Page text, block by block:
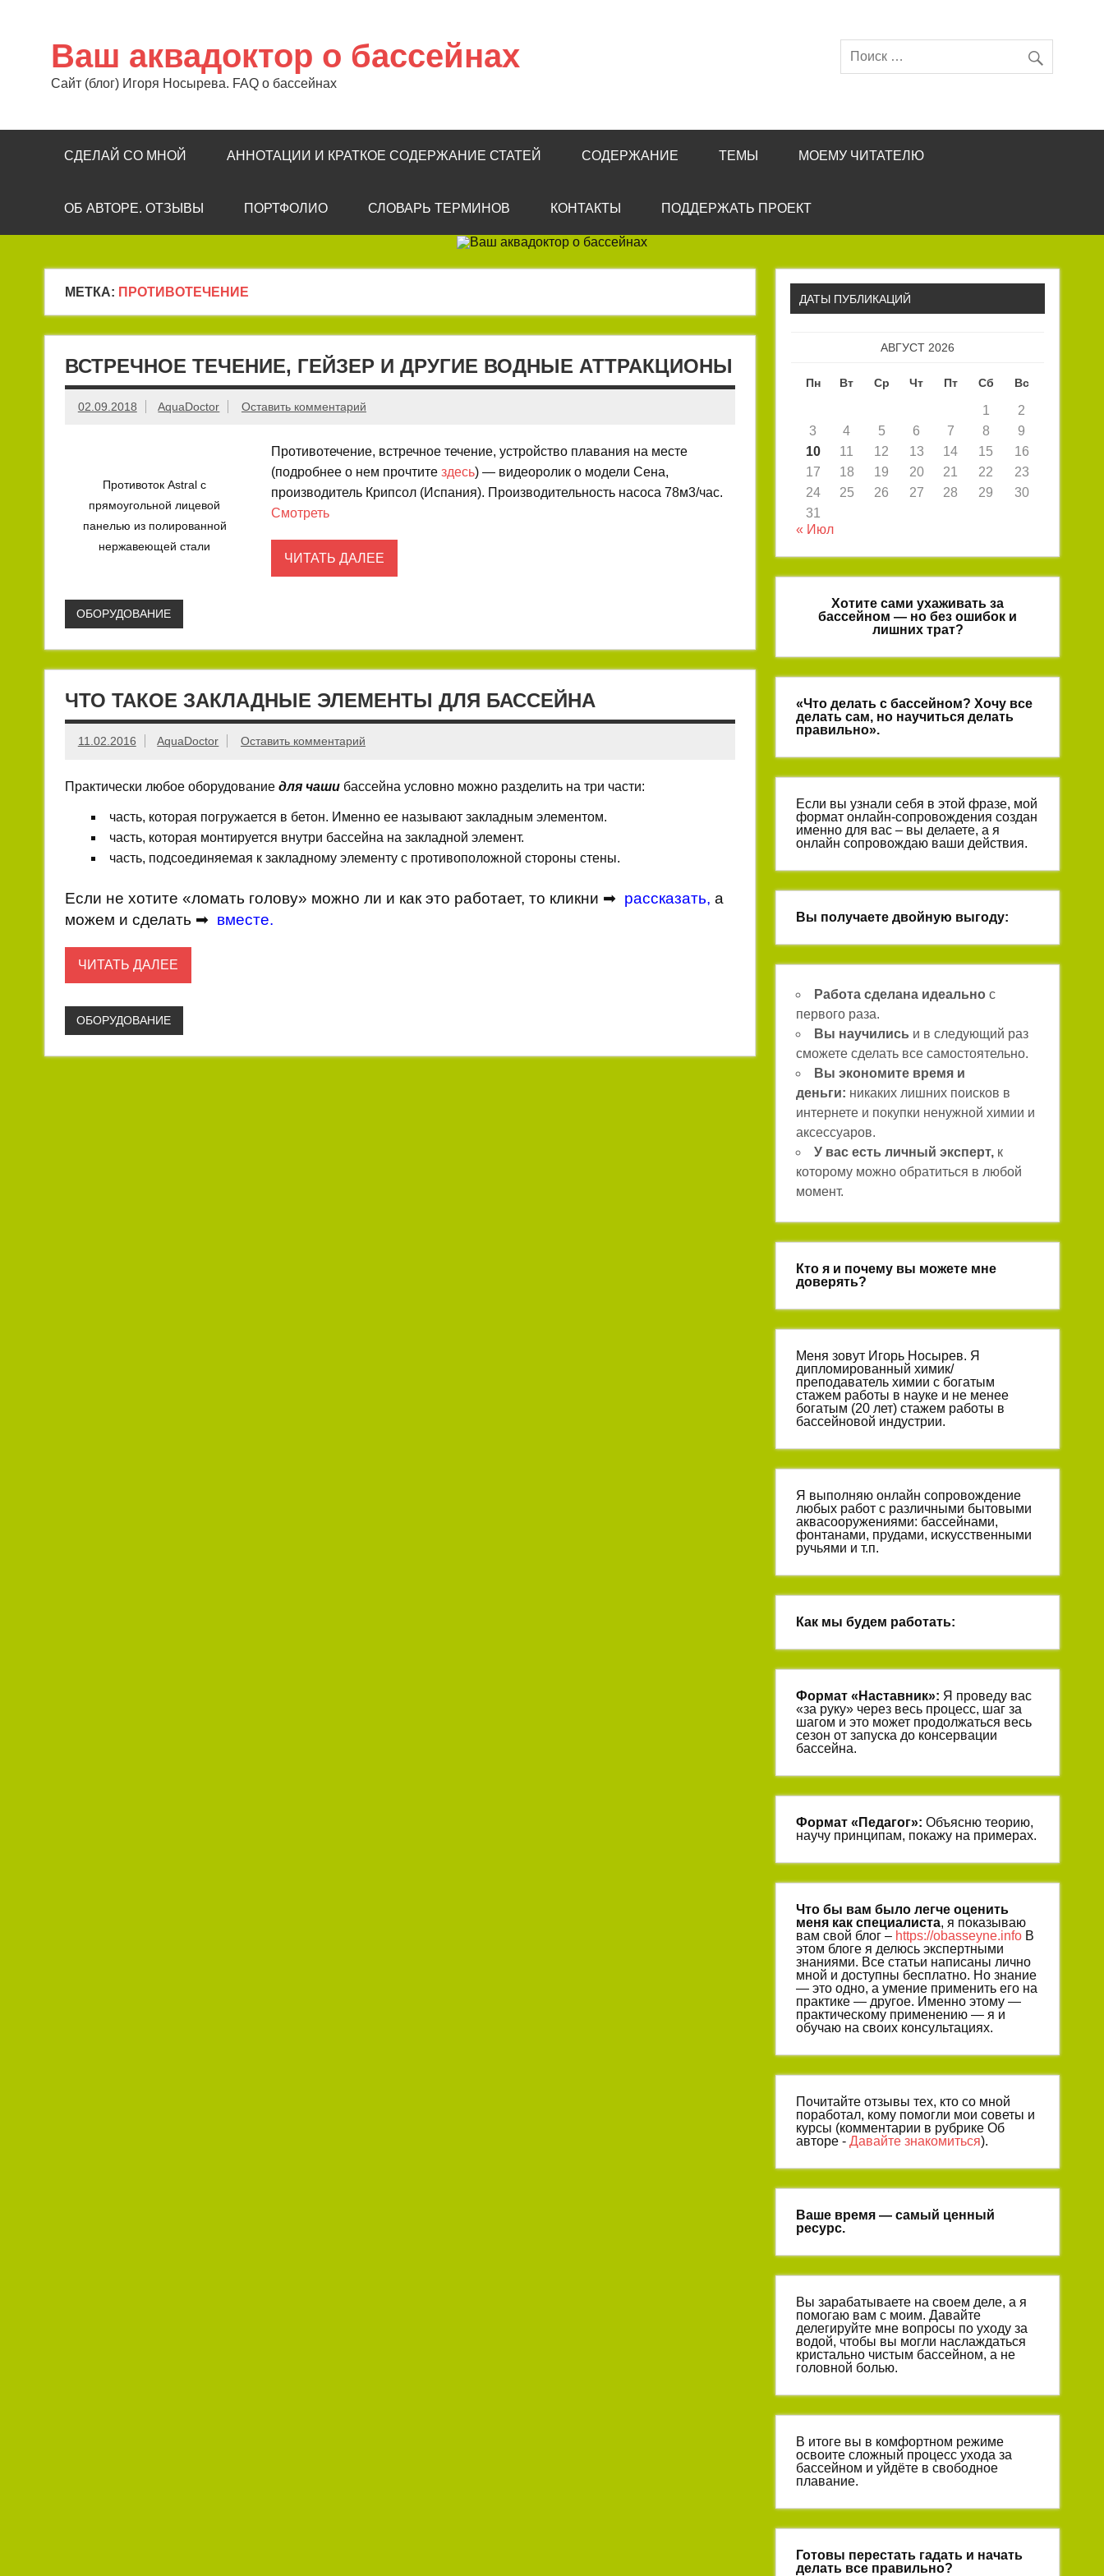
Ваш аквадоктор о бассейнах
Сайт (блог) Игоря Носырева. FAQ о бассейнах
СДЕЛАЙ СО МНОЙ АННОТАЦИИ И КРАТКОЕ СОДЕРЖАНИЕ СТАТЕЙ СОДЕРЖАНИЕ ТЕМЫ МОЕМУ ЧИТАТЕЛЮ
ОБ АВТОРЕ. ОТЗЫВЫ ПОРТФОЛИО СЛОВАРЬ ТЕРМИНОВ КОНТАКТЫ ПОДДЕРЖАТЬ ПРОЕКТ
МЕТКА: ПРОТИВОТЕЧЕНИЕ
ВСТРЕЧНОЕ ТЕЧЕНИЕ, ГЕЙЗЕР И ДРУГИЕ ВОДНЫЕ АТТРАКЦИОНЫ
02.09.2018 AquaDoctor Оставить комментарий
Противоток Astral с
прямоугольной лицевой
панелью из полированной
нержавеющей стали
Противотечение, встречное течение, устройство плавания на месте
(подробнее о нем прочтите здесь) — видеоролик о модели Сена,
производитель Крипсол (Испания). Производительность насоса 78м3/час.
Смотреть
ЧИТАТЬ ДАЛЕЕ
ОБОРУДОВАНИЕ
ЧТО ТАКОЕ ЗАКЛАДНЫЕ ЭЛЕМЕНТЫ ДЛЯ БАССЕЙНА
11.02.2016 AquaDoctor Оставить комментарий
Практически любое оборудование для чашибассейна условно можно разделить на три части:
часть, которая погружается в бетон. Именно ее называют закладным элементом.
часть, которая монтируется внутри бассейна на закладной элемент.
часть, подсоединяемая к закладному элементу с противоположной стороны стены.
Если не хотите «ломать голову» можно ли и как это работает, то кликни ➡ рассказать, а
можем и сделать ➡ вместе.
ЧИТАТЬ ДАЛЕЕ
ОБОРУДОВАНИЕ
ДАТЫ ПУБЛИКАЦИЙ
АВГУСТ 2026
Пн Вт Ср Чт Пт Сб Вс
1
2
3
4 5 6 7 8
9
10
11 12 13 14 15
16
17
18 19 20 21 22
23
24
25 26 27 28 29
30
31
« Июл
Хотите сами ухаживать за
бассейном — но без ошибок и
лишних трат?
«Что делать с бассейном? Хочу все
делать сам, но научиться делать
правильно».
Если вы узнали себя в этой фразе, мой
формат онлайн-сопровождения создан
именно для вас – вы делаете, а я
онлайн сопровождаю ваши действия.
Вы получаете двойную выгоду:
Работа сделана идеально с
первого раза.
Вы научились и в следующий раз
сможете сделать все самостоятельно.
Вы экономите время и
деньги: никаких лишних поисков в
интернете и покупки ненужной химии и
аксессуаров.
У вас есть личный эксперт, к
которому можно обратиться в любой
момент.
Кто я и почему вы можете мне
доверять?
Меня зовут Игорь Носырев. Я
дипломированный химик/
преподаватель химии с богатым
стажем работы в науке и не менее
богатым (20 лет) стажем работы в
бассейновой индустрии.
Я выполняю онлайн сопровождение
любых работ с различными бытовыми
аквасооружениями: бассейнами,
фонтанами, прудами, искусственными
ручьями и т.п.
Как мы будем работать:
Формат « Наставник»: Я проведу вас
«за руку» через весь процесс, шаг за
шагом и это может продолжаться весь
сезон от запуска до консервации
бассейна.
Формат « Педагог»: Объясню теорию,
научу принципам, покажу на примерах.
Что бы вам было легче оценить
меня как специалиста, я показываю
вам свой блог – https://obasseyne.info В
этом блоге я делюсь экспертными
знаниями. Все статьи написаны лично
мной и доступны бесплатно. Но знание
— это одно, а умение применить его на
практике — другое. Именно этому —
практическому применению — я и
обучаю на своих консультациях.
Почитайте отзывы тех, кто со мной
поработал, кому помогли мои советы и
курсы (комментарии в рубрике Об
авторе -Давайте знакомиться).
Ваше время — самый ценный
ресурс.
Вы зарабатываете на своем деле, а я
помогаю вам с моим. Давайте
делегируйте мне вопросы по уходу за
водой, чтобы вы могли наслаждаться
кристально чистым бассейном, а не
головной болью.
В итоге вы в комфортном режиме
освоите сложный процесс ухода за
бассейном и уйдёте в свободное
плавание.
Готовы перестать гадать и начать
делать все правильно?